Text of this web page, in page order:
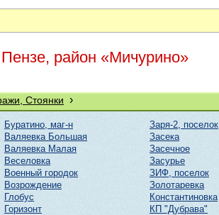
район «Мичурино»
Стоянки ›
Буратино, маг-н
Валяевка Большая
Валяевка Малая
Веселовка
Военный городок
Возрождение
Глобус
Горизонт
Заря-2, поселок
Засека
Засечное
Засурье
ЗИФ, поселок
Золотаревка
Константиновка
КП "Дубрава"